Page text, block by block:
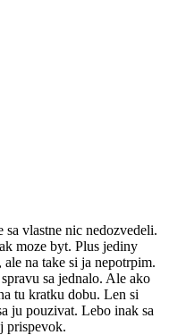
vlastne nic nedozvedeli.
moze byt. Plus jediny
na take si ja nepotrpim.
sa jednalo. Ale ako
tu kratku dobu. Len si
ju pouzivat. Lebo inak sa
prispevok.